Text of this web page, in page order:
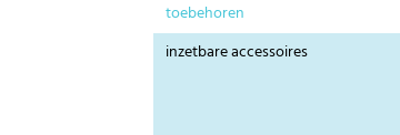
toebehoren
inzetbare accessoires